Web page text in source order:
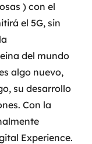
) con el
el 5G, sin
del mundo
algo nuevo,
su desarrollo
Con la
Experience.